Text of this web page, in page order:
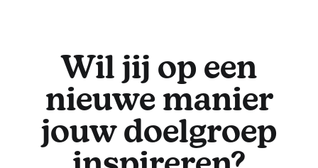
Wil jij op een
nieuwe manier
jouw doelgroep